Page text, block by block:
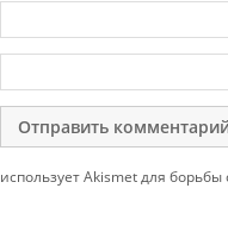
использует Akismet для